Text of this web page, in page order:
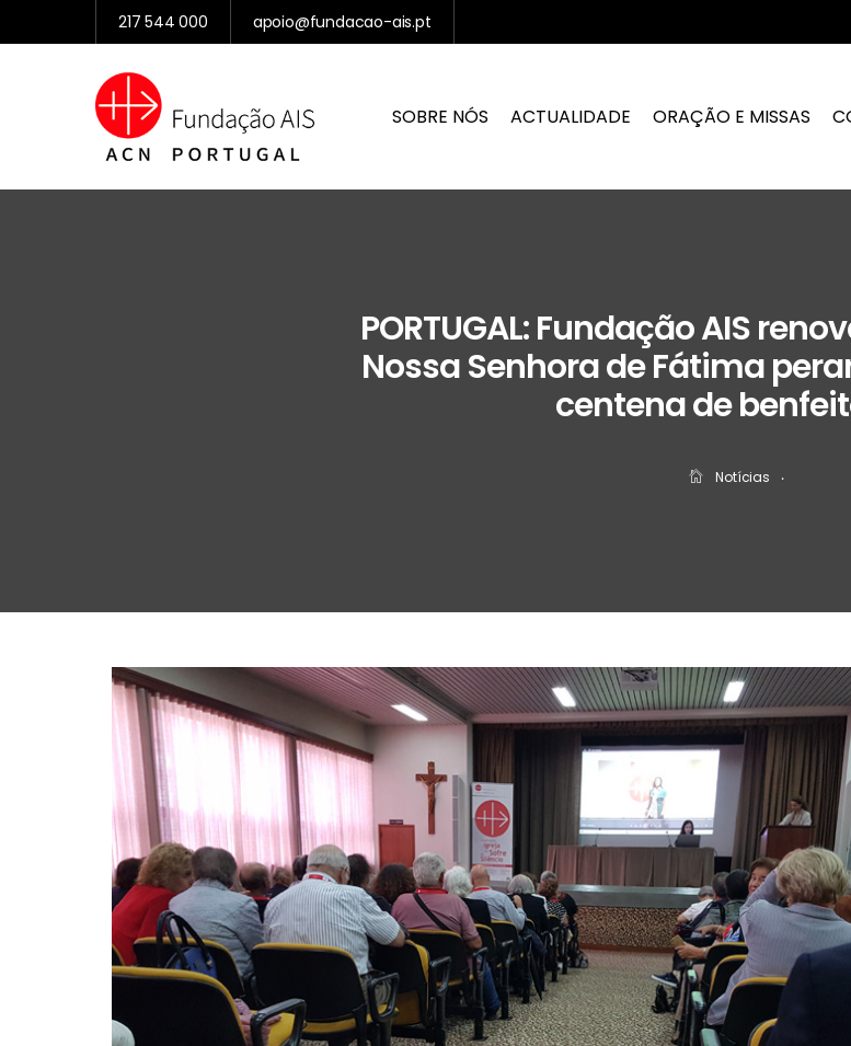
217 544 000 apoio@fundacao-ais.pt
SOBRE NÓS ACTUALIDADE ORAÇÃO E MISSAS
PORTUGAL: Fundação AIS
Nossa Senhora de Fátima
centena de
Notícias ‧